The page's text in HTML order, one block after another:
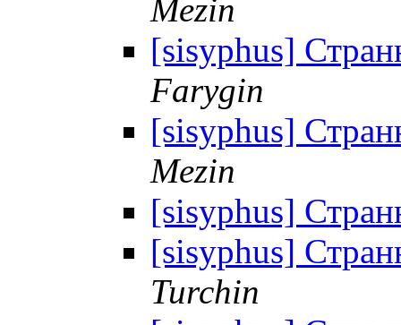
Mezin
[sisyphus]
Farygin
[sisyphus]
Mezin
[sisyphus]
[sisyphus]
Turchin